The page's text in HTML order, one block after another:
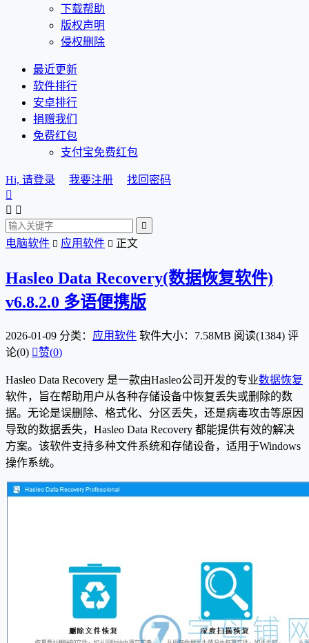
下载帮助
版权声明
侵权删除
最近更新
软件排行
安卓排行
捐赠我们
免费红包
支付宝免费红包
Hi, 请登录 我要注册
找回密码

 

电脑软件  应用软件  正文
Hasleo Data Recovery(数据恢复软件)
v6.8.2.0 多语便携版
2026-01-09 分类： 应用软件 软件大小：7.58MB 阅读(1384) 评
论(0) 赞(0)
Hasleo Data Recovery 是一款由Hasleo公司开发的专业数据恢复
软件，旨在帮助用户从各种存储设备中恢复丢失或删除的数
据。无论是误删除、格式化、分区丢失，还是病毒攻击等原因
导致的数据丢失，Hasleo Data Recovery 都能提供有效的解决
方案。该软件支持多种文件系统和存储设备，适用于Windows
操作系统。